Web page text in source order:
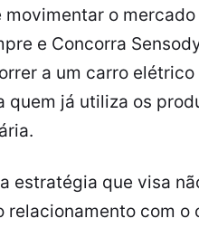
o
e Concorra
a um carro
já utiliza os
estratégia que visa
com o